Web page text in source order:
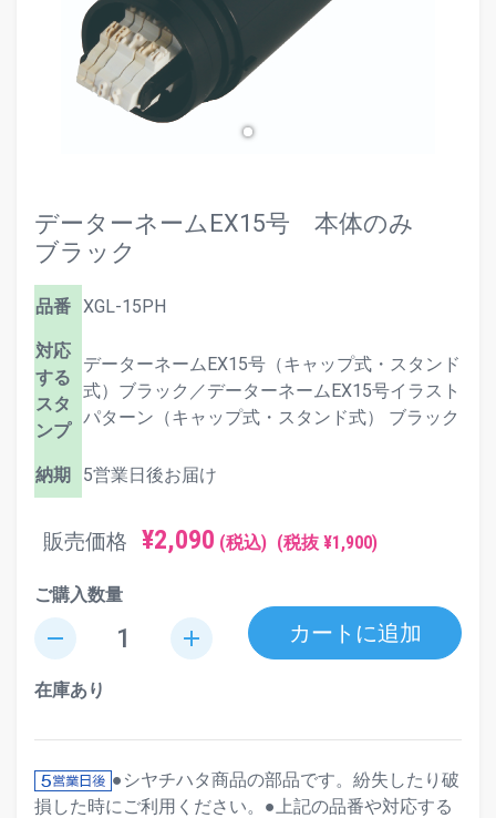
データーネームEX15号 本体のみ
ブラック
品番 XGL-15PH
対応
する
スタ
ンプ
データーネームEX15号（キャップ式・スタンド
式）ブラック／データーネームEX15号イラスト
パターン（キャップ式・スタンド式） ブラック
納期 5営業日後お届け
販売価格 ¥2,090 (税込) (税抜 ¥1,900)
ご購入数量
remove add カートに追加
在庫あり
●シヤチハタ商品の部品です。紛失したり破
損した時にご利用ください。●上記の品番や対応する